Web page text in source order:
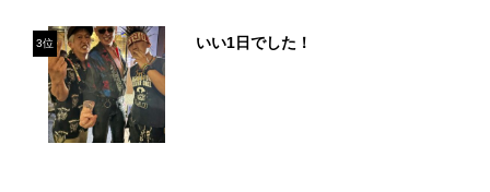
3位 いい1日でした！